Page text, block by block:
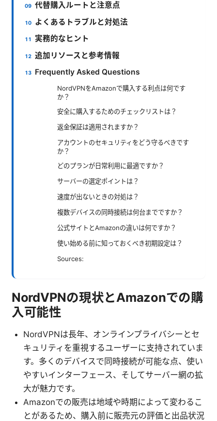
代替購入ルートと注意点
よくあるトラブルと対処法
実務的なヒント
追加リソースと参考情報
Frequently Asked Questions
NordVPNをAmazonで購入する利点は何です
か？
安全に購入するためのチェックリストは？
返金保証は適用されますか？
アカウントのセキュリティをどう守るべきです
か？
どのプランが日常利用に最適ですか？
サーバーの選定ポイントは？
速度が出ないときの対処は？
複数デバイスの同時接続は何台までですか？
公式サイトとAmazonの違いは何ですか？
使い始める前に知っておくべき初期設定は？
Sources:
NordVPNの現状とAmazonでの購
入可能性
NordVPNは長年、オンラインプライバシーとセ
キュリティを重視するユーザーに支持されていま
す。多くのデバイスで同時接続が可能な点、使い
やすいインターフェース、そしてサーバー網の拡
大が魅力です。
Amazonでの販売は地域や時期によって変わるこ
とがあるため、購入前に販売元の評価と出品状況